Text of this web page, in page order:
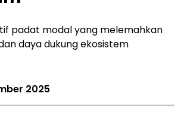
padat modal yang melemahkan
daya dukung ekosistem
2025